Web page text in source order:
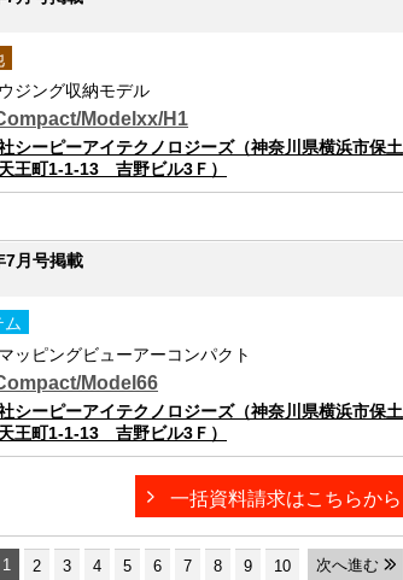
ジング収納モデル
Modelxx/H1
シーピーアイテクノロジーズ（神奈川県横浜市保土
王町1-1-13 吉野ビル3Ｆ）
7月号掲載
ム
ッピングビューアーコンパクト
Model66
シーピーアイテクノロジーズ（神奈川県横浜市保土
王町1-1-13 吉野ビル3Ｆ）
一括資料請求はこちらから
1 2 3 4 5 6 7 8 9 10 次へ進む